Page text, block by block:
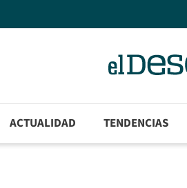
ACTUALIDAD TENDENCIAS